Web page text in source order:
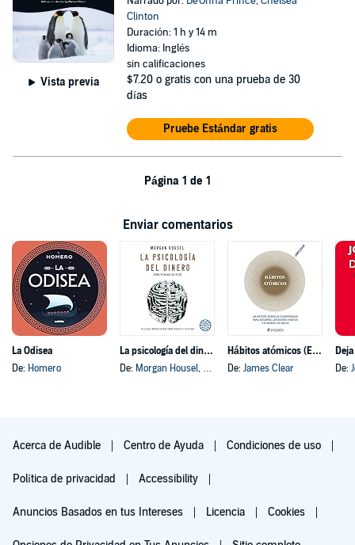
Vista previa
Clinton
Duración: 1 h y 14 m
Idioma: Inglés
sin calificaciones
$7.20 o gratis con una prueba de 30
días
Pruebe Estándar gratis
Página 1 de 1
Enviar comentarios
La Odisea
De: Homero
La psicología del dinero
De: Morgan Housel, y otros
Hábitos atómicos (Español neutro)
De: James Clear
De:
Acerca de Audible Centro de Ayuda Condiciones de uso
Política de privacidad Accessibility
Anuncios Basados en tus Intereses Licencia Cookies